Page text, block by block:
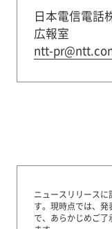
日本電信電話
広報室
ntt-
ニュースリリース
す。 現時点では、発
で、あらかじめご